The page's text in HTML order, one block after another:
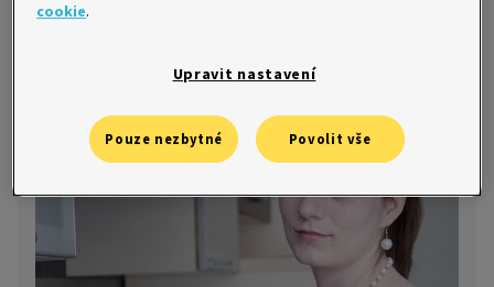
Tyran ji držel v hrsti půjčkami, zachránil ji
cookie.
Upravit nastavení
Pouze nezbytné Povolit vše